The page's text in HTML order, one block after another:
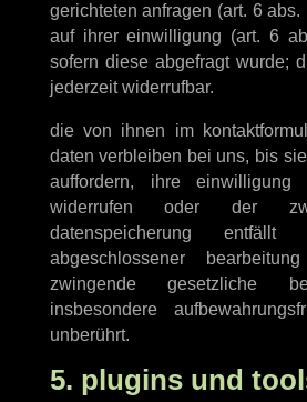
gerichteten anfragen (art. 6
auf ihrer einwilligung (art. 6
sofern diese abgefragt wurde;
jederzeit widerrufbar.
die von ihnen im
daten verbleiben bei uns, bis
auffordern, ihre einwilligung
widerrufen oder der
datenspeicherung
abgeschlossener
zwingende gesetzliche
insbesondere
unberührt.
5. plugins und